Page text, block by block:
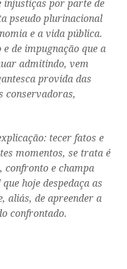
injustiças por parte de
pseudoplurinacional
e a vida pública.
de impugnação que a
admitindo, vem
provida das
conservadoras,
tecer fatos e
momentos, se trata é
confronto echampa
hoje despedaça as
aliás, de apreender a
confrontado.